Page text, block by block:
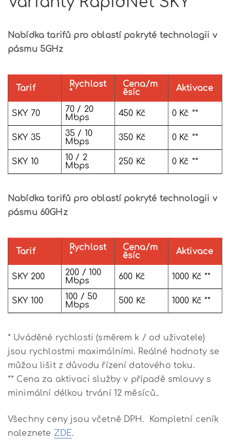
Nabídka tarifů pro oblastí pokryté technologii v
pásmu 5GHz
Tarif
Rychlost
*
Cena/m
ěsíc
Aktivace
SKY 70
70 / 20
Mbps
450 Kč 0 Kč **
SKY 35
35 / 10
Mbps
350 Kč 0 Kč **
SKY 10
10 / 2
Mbps
250 Kč 0 Kč **
Nabídka tarifů pro oblastí pokryté technologii v
pásmu 60GHz
Tarif
Rychlost
*
Cena/m
ěsíc
Aktivace
SKY 200
200 / 100
Mbps
600 Kč 1000 Kč **
SKY 100
100 / 50
Mbps
500 Kč 1000 Kč **
* Uváděné rychlosti (směrem k / od uživatele)
jsou rychlostmi maximálními. Reálné hodnoty se
můžou lišit z důvodu řízení datového toku.
** Cena za aktivaci služby v případě smlouvy s
minimální délkou trvání 12 měsíců..
Všechny ceny jsou včetně DPH. Kompletní ceník
naleznete ZDE.